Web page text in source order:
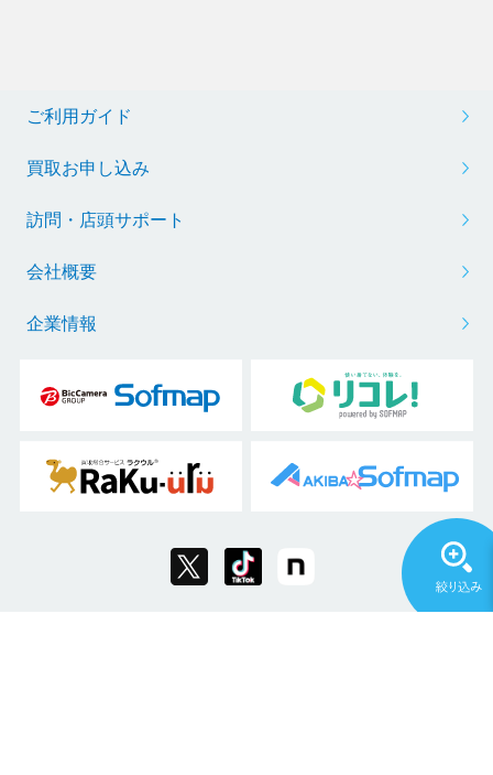
ご利用ガイド
買取お申し込み
訪問・店頭サポート
会社概要
企業情報